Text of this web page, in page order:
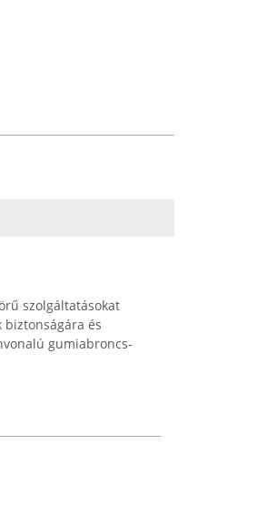
szolgáltatásokat
biztonságára és
gumiabroncs-